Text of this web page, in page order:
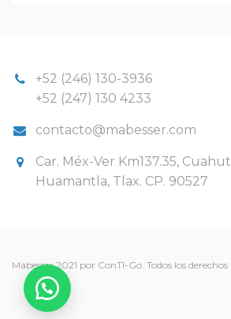
+52 (246) 130-3936
+52 (247) 130 4233
contacto@mabesser.com
Car. Méx-Ver Km137.35,
Huamantla, Tlax. CP. 90527
Mabesser 2021 por ConTI-Go. Todos los derechos